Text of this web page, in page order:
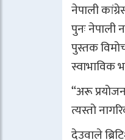
नेपाली
पुनः नेपाली
पुस्तक
स्वाभाविक
“अरू
त्यस्तो
देउवाले